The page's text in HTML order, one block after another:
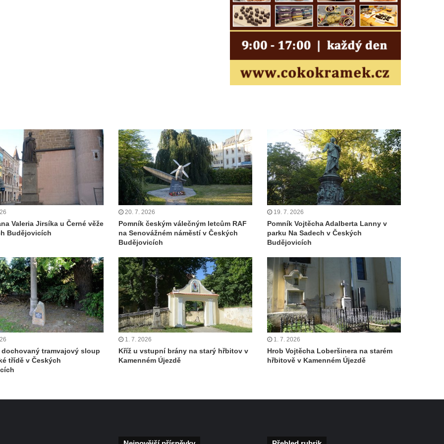
Valeria Jirsíka u Černé věže
Budějovicích
20. 7. 2026
Pomník českým válečným letcům RAF
na Senovážném náměstí v Českých
Budějovicích
19. 7. 2026
Pomník Vojtěcha Adalberta Lanny v
parku Na Sadech v Českých
Budějovicích
dochovaný tramvajový sloup
třídě v Českých
1. 7. 2026
Kříž u vstupní brány na starý hřbitov v
Kamenném Újezdě
1. 7. 2026
Hrob Vojtěcha Loberšinera na starém
hřbitově v Kamenném Újezdě